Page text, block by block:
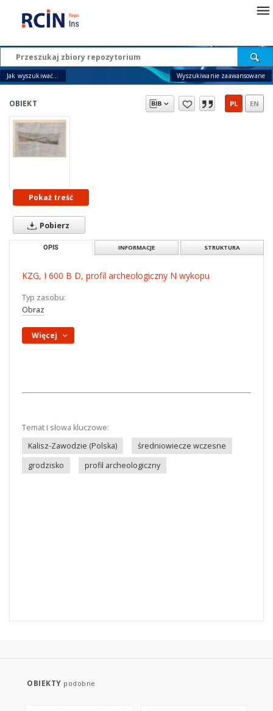
Jak wyszukiwać... Wyszukiwanie zaawansowane
OBIEKT PL EN
Pokaż treść
Pobierz
OPIS INFORMACJE STRUKTURA
KZG, I 600 B D, profil archeologiczny N wykopu
Typ zasobu:
Obraz
Więcej
Temat i słowa kluczowe:
Kalisz-Zawodzie (Polska)
średniowiecze wczesne
grodzisko
profil archeologiczny
OBIEKTY podobne